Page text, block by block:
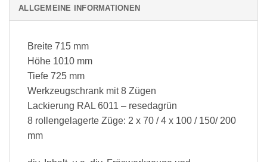
ALLGEMEINE INFORMATIONEN
Breite 715 mm
Höhe 1010 mm
Tiefe 725 mm
Werkzeugschrank mit 8 Zügen
Lackierung RAL 6011 – resedagrün
8 rollengelagerte Züge: 2 x 70 / 4 x 100 / 150/ 200
mm